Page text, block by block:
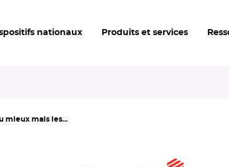
nationaux Produits et services
mieux mais les...